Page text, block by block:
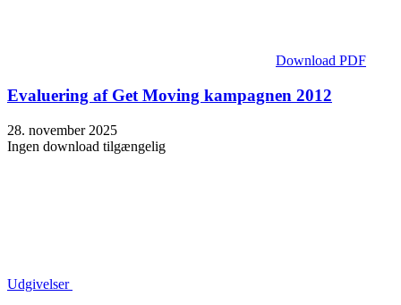
Download PDF
Evaluering af Get Moving kampagnen 2012
28. november 2025
Ingen download tilgængelig
Udgivelser